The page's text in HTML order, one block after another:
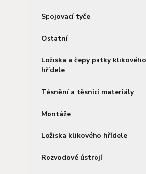
Spojovací tyče
Ostatní
Ložiska a čepy patky klikového
hřídele
Těsnění a těsnicí materiály
Montáže
Ložiska klikového hřídele
Rozvodové ústrojí